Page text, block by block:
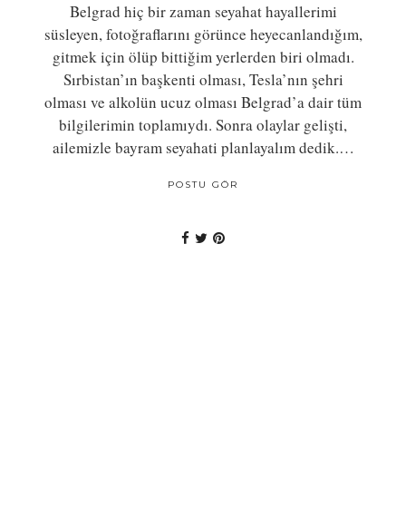
Belgrad hiç bir zaman seyahat hayallerimi
süsleyen, fotoğraflarını görünce heyecanlandığım,
gitmek için ölüp bittiğim yerlerden biri olmadı.
Sırbistan’ın başkenti olması, Tesla’nın şehri
olması ve alkolün ucuz olması Belgrad’a dair tüm
bilgilerimin toplamıydı. Sonra olaylar gelişti,
ailemizle bayram seyahati planlayalım dedik.…
POSTU GÖR